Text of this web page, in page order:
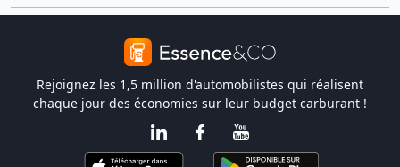
Rejoignez les 1,5 million d'automobilistes qui réalisent
chaque jour des économies sur leur budget carburant !